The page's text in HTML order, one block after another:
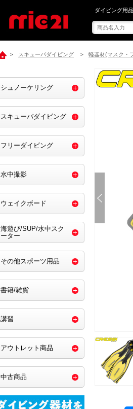
mic21で[ クレ
ダイビング用
> スキューバダイビング > 軽器材(マスク・
シュノーケリング
スキューバダイビング
フリーダイビング
水中撮影
ウェイクボード
海遊び/SUP/水中スク
ーター
その他スポーツ用品
書籍/雑貨
講習
アウトレット商品
中古商品